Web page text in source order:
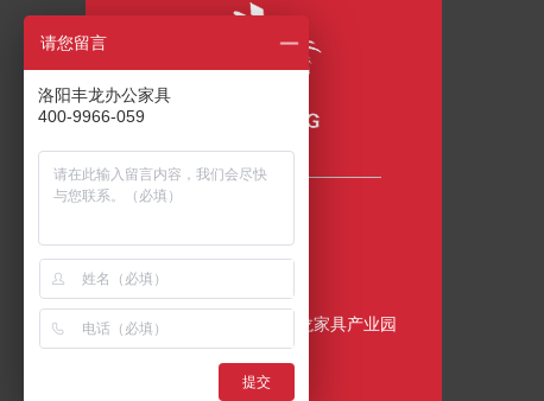
400-9966-059
公司地址
中国•洛阳•伊滨区•丰龙家具产业园
请您留言
洛阳丰龙办公家具
400-9966-059
提交